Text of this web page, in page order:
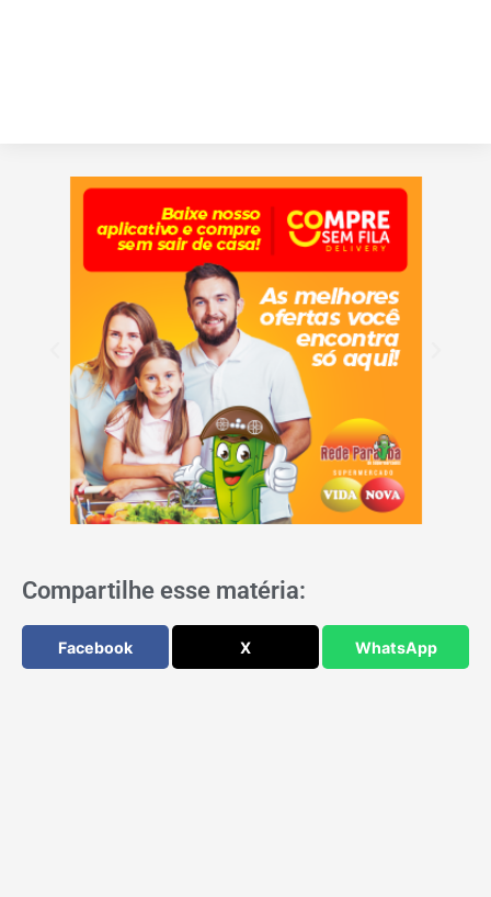
Compartilhe esse matéria:
Facebook X WhatsApp